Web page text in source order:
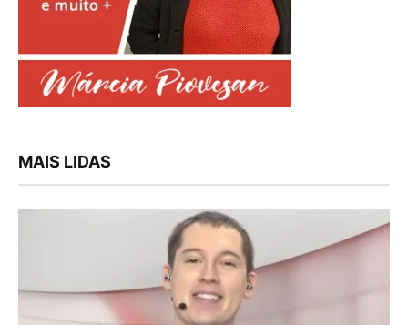
MAIS LIDAS